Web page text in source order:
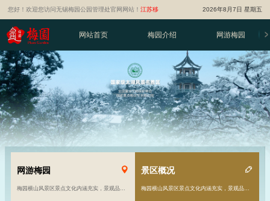
您好！欢迎您访问无锡梅园公园管理处官网网站！江苏移
动智慧旅游平台
2026年8月7日 星期五
网站首页 梅园介绍 网游梅园
网游梅园
梅园横山风景区景点文化内涵充实，景观品位高雅。风景区由原来的81亩发展到现在的千余亩……
景区概况
梅园横山风景区景点文化内涵充实，景观品位高雅。风景区由原来的81亩发展到现在的千余亩……